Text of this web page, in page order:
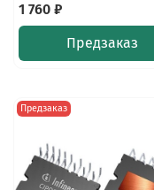
1 760 ₽
Предзаказ
Предзаказ